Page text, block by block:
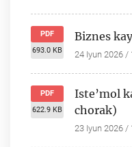
PDF
693.0 KB
Biznes
24 Iyun 2026 /
PDF
622.9 KB
Iste’mol
chorak)
23 Iyun 2026 /